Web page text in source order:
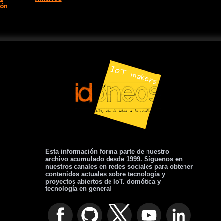
Esta información forma parte de nuestro
archivo acumulado desde 1999. Síguenos en
nuestros canales en redes sociales para obtener
contenidos actuales sobre tecnología y
proyectos abiertos de IoT, domótica y
tecnología en general